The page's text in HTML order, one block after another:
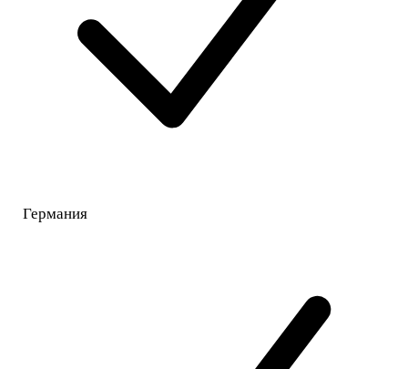
Германия